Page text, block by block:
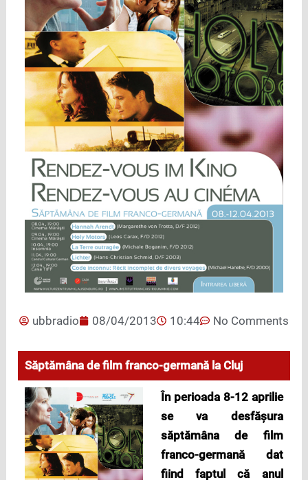
ubbradio 08/04/2013 10:44 No Comments
Săptămâna de film franco-germană la Cluj
În perioada 8-12 aprilie
se va desfăşura
săptămâna de film
franco-germană dat
fiind faptul că anul